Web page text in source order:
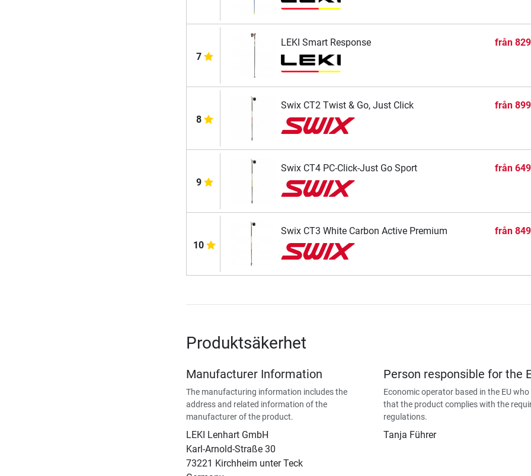
7
LEKI Smart Response från
8
Swix CT2 Twist & Go, Just Click från
9
Swix CT4 PC-Click-Just Go Sport från
10
Swix CT3 White Carbon Active Premium från
Produktsäkerhet
Manufacturer Information
The manufacturing information includes the
address and related information of the
manufacturer of the product.
LEKI Lenhart GmbH
Karl-Arnold-Straße 30
73221 Kirchheim unter Teck
Person responsible for the
Economic operator based in the EU who
that the product complies with the
regulations.
Tanja Führer